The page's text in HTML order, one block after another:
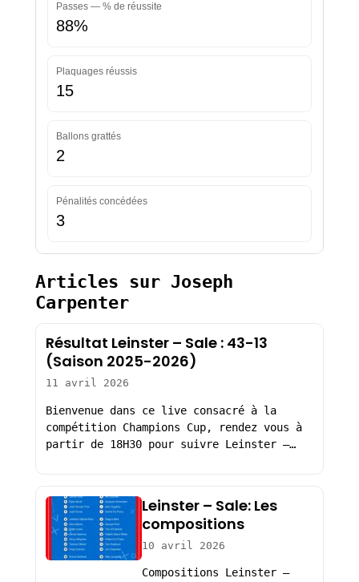
Passes — % de réussite
88%
Plaquages réussis
15
Ballons grattés
2
Pénalités concédées
3
Articles sur Joseph
Carpenter
Résultat Leinster – Sale : 43-13
(Saison 2025-2026)
11 avril 2026
Bienvenue dans ce live consacré à la
compétition Champions Cup, rendez vous à
partir de 18H30 pour suivre Leinster –…
Leinster – Sale: Les
compositions
10 avril 2026
Compositions Leinster –